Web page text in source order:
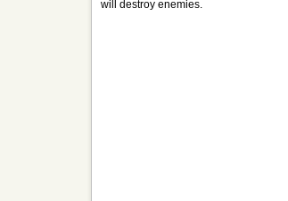
will destroy enemies.